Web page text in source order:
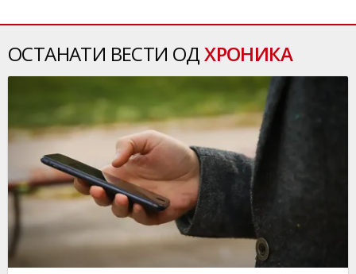
ОСТАНАТИ ВЕСТИ ОДХРОНИКА